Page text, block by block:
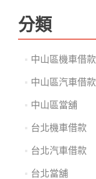
分類
中山區機車借款
中山區汽車借款
中山區當舖
台北機車借款
台北汽車借款
台北當舖